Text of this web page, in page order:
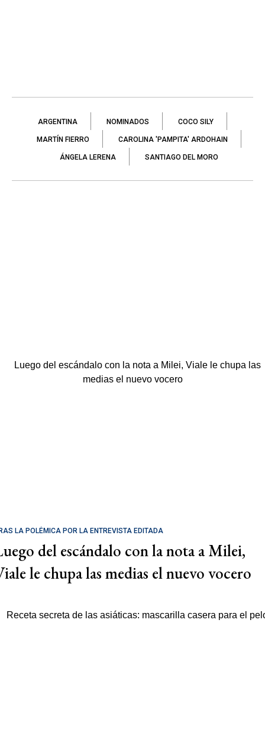
ARGENTINA NOMINADOS COCO SILY
MARTÍN FIERRO CAROLINA 'PAMPITA' ARDOHAIN
ÁNGELA LERENA SANTIAGO DEL MORO
LA POLÉMICA POR LA ENTREVISTA EDITADA
del escándalo con la nota a Milei,
le chupa las medias el nuevo vocero